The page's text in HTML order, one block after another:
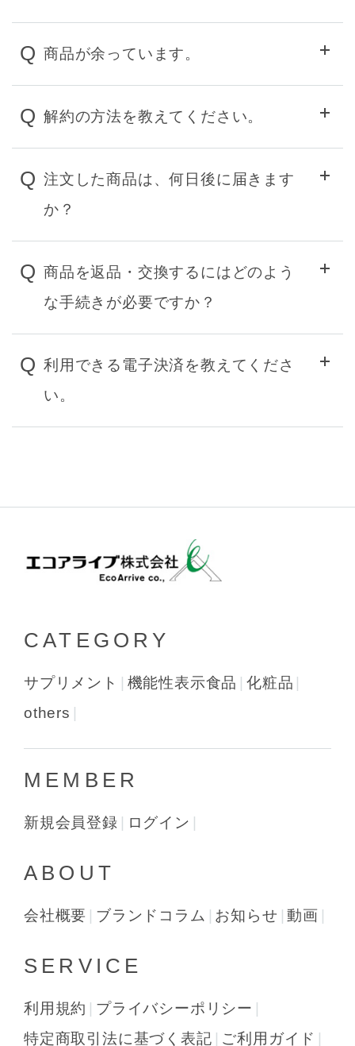
Q 商品が余っています。
Q 解約の方法を教えてください。
Q 注文した商品は、何日後に届きます
か？
Q 商品を返品・交換するにはどのよう
な手続きが必要ですか？
Q 利用できる電子決済を教えてくださ
い。
CATEGORY
サプリメント 機能性表示食品
化粧品
others
MEMBER
新規会員登録 ログイン
ABOUT
会社概要 ブランドコラム お知らせ 動画
SERVICE
利用規約
プライバシーポリシー
特定商取引法に基づく表記
ご利用ガイド